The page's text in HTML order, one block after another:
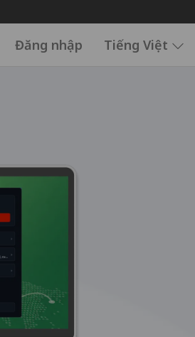
Đăng nhập Tiếng Việt